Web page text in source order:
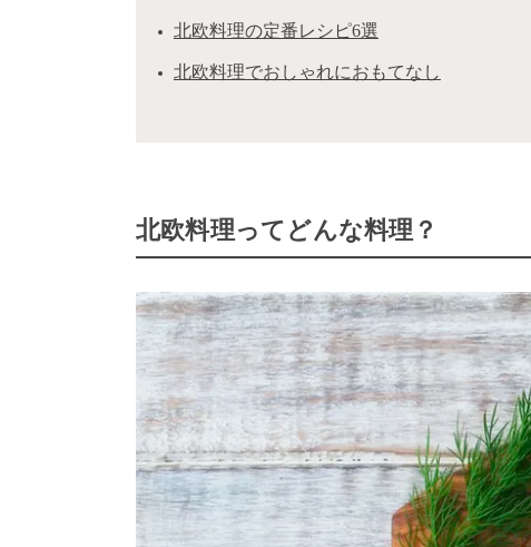
北欧料理の定番レシピ6選
北欧料理でおしゃれにおもてなし
北欧料理ってどんな料理？